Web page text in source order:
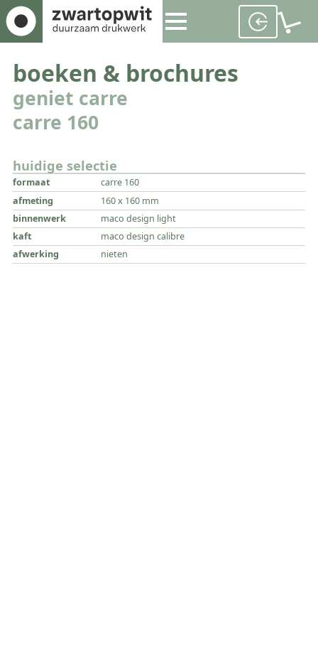
boeken & brochures
geniet carre
carre 160
huidige selectie
formaat
carre 160
afmeting
160 x 160 mm
binnenwerk
maco design light
kaft
maco design calibre
afwerking
nieten